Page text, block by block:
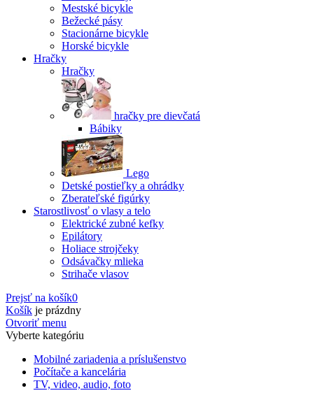
Mestské bicykle
Bežecké pásy
Stacionárne bicykle
Horské bicykle
Hračky
Hračky
hračky pre dievčatá
Bábiky
Lego
Detské postieľky a ohrádky
Zberateľské figúrky
Starostlivosť o vlasy a telo
Elektrické zubné kefky
Epilátory
Holiace strojčeky
Odsávačky mlieka
Strihače vlasov
Prejsť na košík0
Košík je prázdny
Otvoriť menu
Vyberte kategóriu
Mobilné zariadenia a príslušenstvo
Počítače a kancelária
TV, video, audio, foto